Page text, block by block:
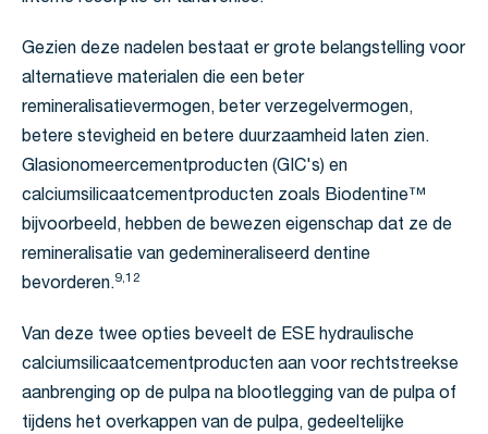
Gezien deze nadelen bestaat er grote belangstelling voor
alternatieve materialen die een beter
remineralisatievermogen, beter verzegelvermogen,
betere stevigheid en betere duurzaamheid laten zien.
Glasionomeercementproducten (GIC's) en
calciumsilicaatcementproducten zoals Biodentine™
bijvoorbeeld, hebben de bewezen eigenschap dat ze de
remineralisatie van gedemineraliseerd dentine
bevorderen.9,12
Van deze twee opties beveelt de ESE hydraulische
calciumsilicaatcementproducten aan voor rechtstreekse
aanbrenging op de pulpa na blootlegging van de pulpa of
tijdens het overkappen van de pulpa, gedeeltelijke